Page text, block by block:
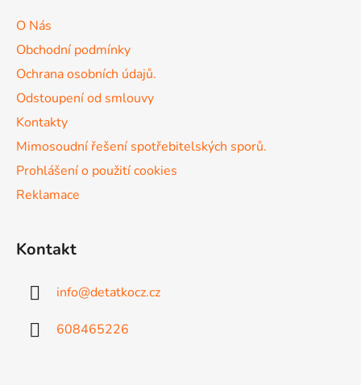
O Nás
Obchodní podmínky
Ochrana osobních údajů.
Odstoupení od smlouvy
Kontakty
Mimosoudní řešení spotřebitelských sporů.
Prohlášení o použití cookies
Reklamace
Kontakt
info@detatkocz.cz
608465226